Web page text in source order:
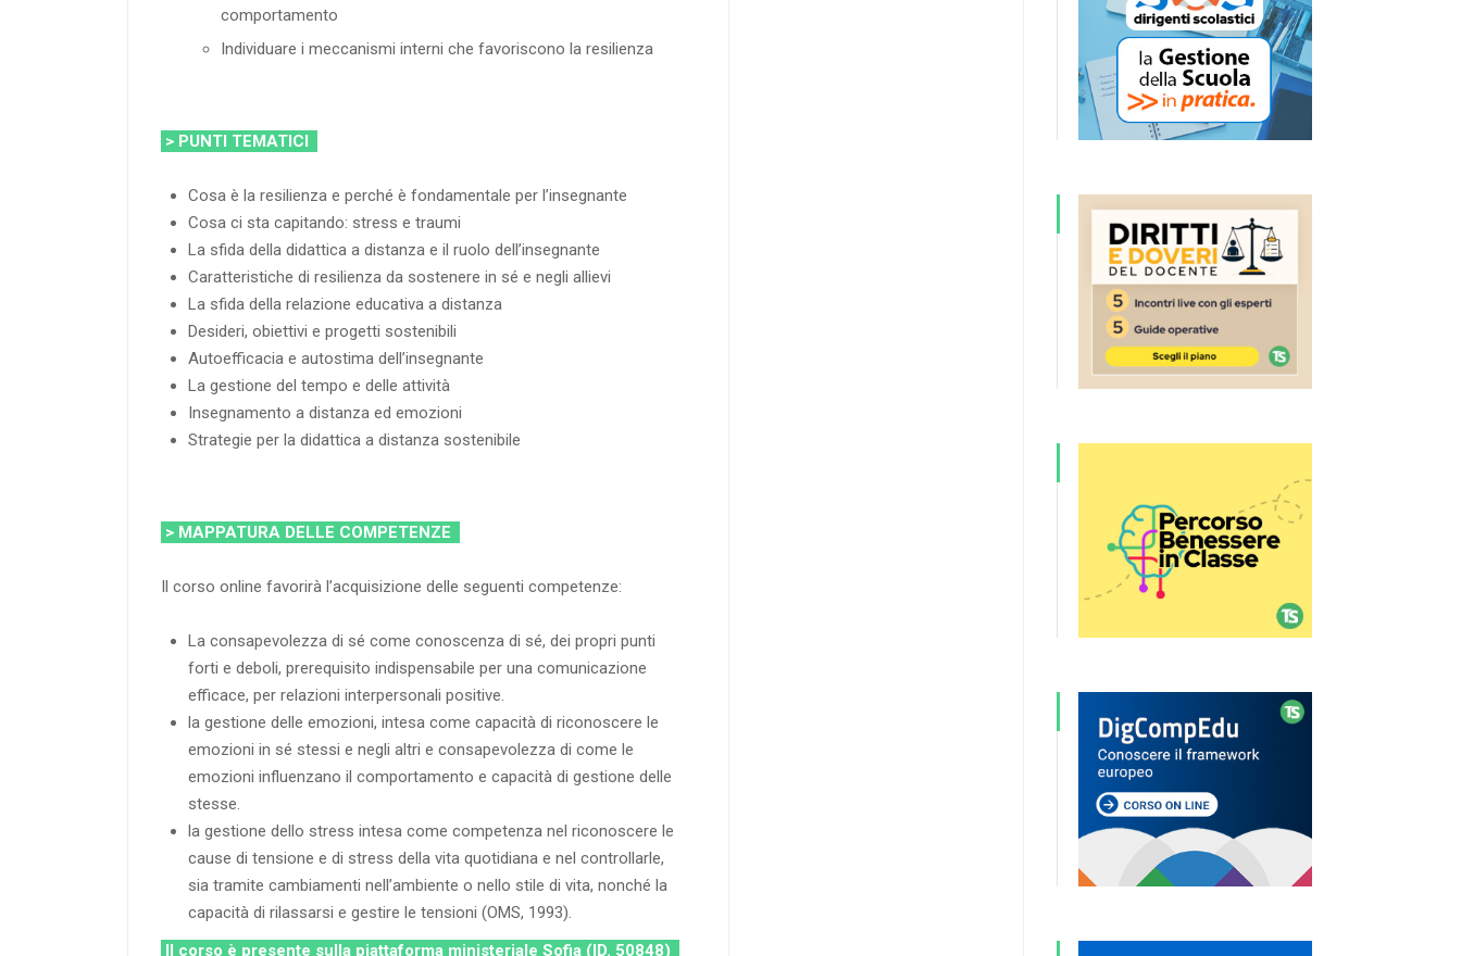
comportamento
Individuare i meccanismi interni che favoriscono la resilienza
> PUNTI TEMATICI
Cosa è la resilienza e perché è fondamentale per l’insegnante
Cosa ci sta capitando: stress e traumi
La sfida della didattica a distanza e il ruolo dell’insegnante
Caratteristiche di resilienza da sostenere in sé e negli allievi
La sfida della relazione educativa a distanza
Desideri, obiettivi e progetti sostenibili
Autoefficacia e autostima dell’insegnante
La gestione del tempo e delle attività
Insegnamento a distanza ed emozioni
Strategie per la didattica a distanza sostenibile
> MAPPATURA DELLE COMPETENZE
Il corso online favorirà l’acquisizione delle seguenti competenze:
La consapevolezza di sé come conoscenza di sé, dei propri punti
forti e deboli, prerequisito indispensabile per una comunicazione
efficace, per relazioni interpersonali positive.
la gestione delle emozioni, intesa come capacità di riconoscere le
emozioni in sé stessi e negli altri e consapevolezza di come le
emozioni influenzano il comportamento e capacità di gestione delle
stesse.
la gestione dello stress intesa come competenza nel riconoscere le
cause di tensione e di stress della vita quotidiana e nel controllarle,
sia tramite cambiamenti nell’ambiente o nello stile di vita, nonché la
capacità di rilassarsi e gestire le tensioni (OMS, 1993).
Il corso è presente sulla piattaforma ministeriale Sofia (ID. 50848)